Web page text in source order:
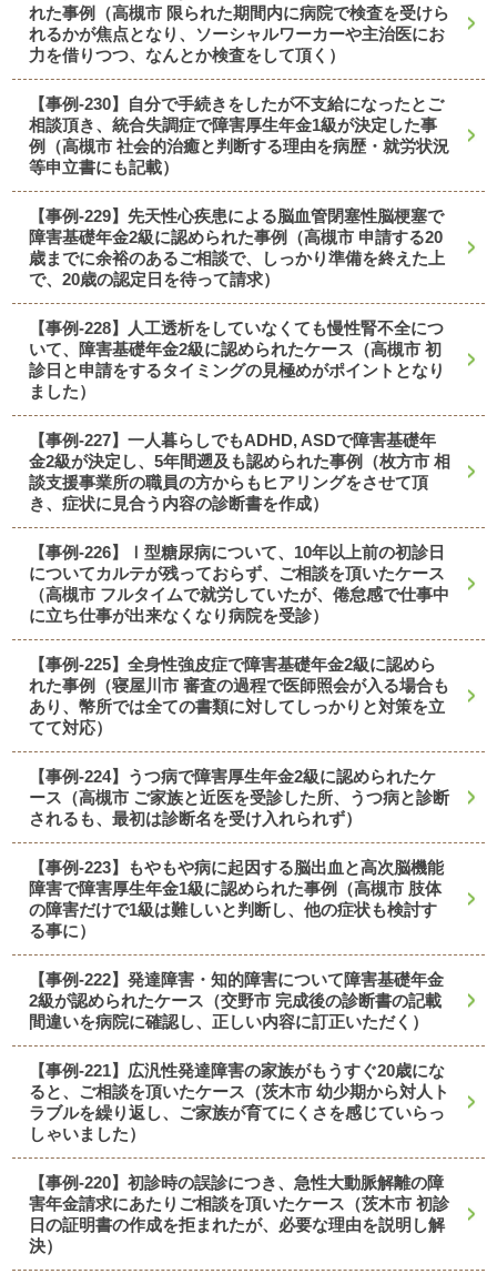
れた事例（高槻市 限られた期間内に病院で検査を受けら
れるかが焦点となり、ソーシャルワーカーや主治医にお
力を借りつつ、なんとか検査をして頂く）
【事例-230】自分で手続きをしたが不支給になったとご
相談頂き、統合失調症で障害厚生年金1級が決定した事
例（高槻市 社会的治癒と判断する理由を病歴・就労状況
等申立書にも記載）
【事例-229】先天性心疾患による脳血管閉塞性脳梗塞で
障害基礎年金2級に認められた事例（高槻市 申請する20
歳までに余裕のあるご相談で、しっかり準備を終えた上
で、20歳の認定日を待って請求）
【事例-228】人工透析をしていなくても慢性腎不全につ
いて、障害基礎年金2級に認められたケース（高槻市 初
診日と申請をするタイミングの見極めがポイントとなり
ました）
【事例-227】一人暮らしでもADHD, ASDで障害基礎年
金2級が決定し、5年間遡及も認められた事例（枚方市 相
談支援事業所の職員の方からもヒアリングをさせて頂
き、症状に見合う内容の診断書を作成）
【事例-226】Ⅰ型糖尿病について、10年以上前の初診日
についてカルテが残っておらず、ご相談を頂いたケース
（高槻市 フルタイムで就労していたが、倦怠感で仕事中
に立ち仕事が出来なくなり病院を受診）
【事例-225】全身性強皮症で障害基礎年金2級に認めら
れた事例（寝屋川市 審査の過程で医師照会が入る場合も
あり、幣所では全ての書類に対してしっかりと対策を立
てて対応）
【事例-224】うつ病で障害厚生年金2級に認められたケ
ース（高槻市 ご家族と近医を受診した所、うつ病と診断
されるも、最初は診断名を受け入れられず）
【事例-223】もやもや病に起因する脳出血と高次脳機能
障害で障害厚生年金1級に認められた事例（高槻市 肢体
の障害だけで1級は難しいと判断し、他の症状も検討す
る事に）
【事例-222】発達障害・知的障害について障害基礎年金
2級が認められたケース（交野市 完成後の診断書の記載
間違いを病院に確認し、正しい内容に訂正いただく）
【事例-221】広汎性発達障害の家族がもうすぐ20歳にな
ると、ご相談を頂いたケース（茨木市 幼少期から対人ト
ラブルを繰り返し、ご家族が育てにくさを感じていらっ
しゃいました）
【事例-220】初診時の誤診につき、急性大動脈解離の障
害年金請求にあたりご相談を頂いたケース（茨木市 初診
日の証明書の作成を拒まれたが、必要な理由を説明し解
決）